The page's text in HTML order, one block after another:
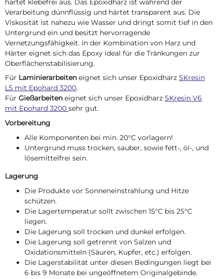
Verarbeitung dünnflüssig und härtet transparent aus. Die
Viskosität ist nahezu wie Wasser und dringt somit tief in den
Untergrund ein und besitzt hervorragende
Vernetzungsfähigkeit. In der Kombination von Harz und
Härter eignet sich das Epoxy ideal für die Tränkungen zur
Oberflächenstabilisierung.
Für Laminierarbeiten eignet sich unser Epoxidharz SKresin
L5 mit Epohard 3200.
Für Gießarbeiten eignet sich unser Epoxidharz SKresin V6
mit Epohard 3200 sehr gut.
Vorbereitung
Alle Komponenten bei min. 20°C vorlagern!
Untergrund muss trocken, sauber, sowie fett-, öl-, und
lösemittelfrei sein.
Lagerung
Die Produkte vor Sonneneinstrahlung und Hitze
schützen.
Die Lagertemperatur sollt zwischen 15°C bis 25°C
liegen.
Die Lagerung soll trocken und dunkel erfolgen.
Die Lagerung soll getrennt von Salzen und
Oxidationsmitteln (Säuren, Kupfer, etc.) erfolgen.
Die Lagerstabilität unter diesen Bedingungen liegt bei
6 bis 9 Monate bei ungeöffnetem Originalgebinde.